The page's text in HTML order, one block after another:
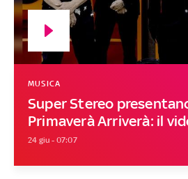
Super Stereo
Primaverà Arriverà: il
MUSICA
24 giu - 07:07